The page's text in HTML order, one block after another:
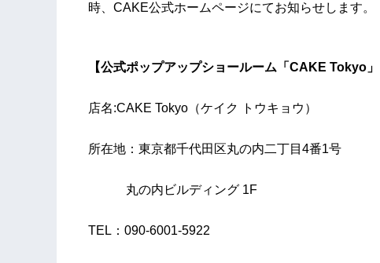
時、CAKE公式ホームページにてお知らせします。
【公式ポップアップショールーム「CAKE Tokyo」
店名:CAKE Tokyo（ケイク トウキョウ）
所在地：東京都千代田区丸の内二丁目4番1号
丸の内ビルディング 1F
TEL：090-6001-5922